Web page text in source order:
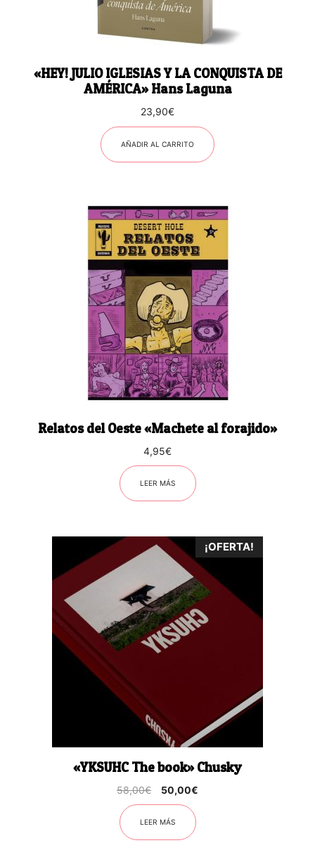
«HEY! JULIO IGLESIAS Y LA CONQUISTA DE
AMÉRICA» Hans Laguna
23,90€
AÑADIR AL CARRITO
Relatos del Oeste «Machete al forajido»
4,95€
LEER MÁS
¡OFERTA!
«YKSUHC The book» Chusky
58,00€
El
precio
original
50,00€
LEER MÁS